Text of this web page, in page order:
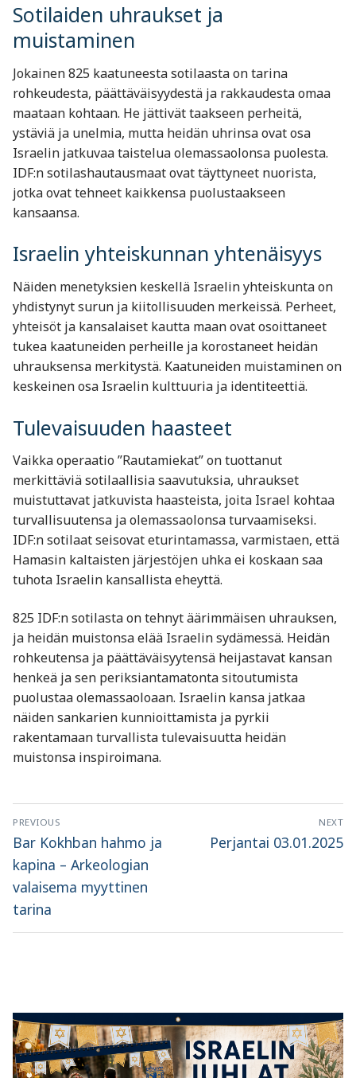
Sotilaiden uhraukset ja
muistaminen
Jokainen 825 kaatuneesta sotilaasta on tarina
rohkeudesta, päättäväisyydestä ja rakkaudesta omaa
maataan kohtaan. He jättivät taakseen perheitä,
ystäviä ja unelmia, mutta heidän uhrinsa ovat osa
Israelin jatkuvaa taistelua olemassaolonsa puolesta.
IDF:n sotilashautausmaat ovat täyttyneet nuorista,
jotka ovat tehneet kaikkensa puolustaakseen
kansaansa.
Israelin yhteiskunnan yhtenäisyys
Näiden menetyksien keskellä Israelin yhteiskunta on
yhdistynyt surun ja kiitollisuuden merkeissä. Perheet,
yhteisöt ja kansalaiset kautta maan ovat osoittaneet
tukea kaatuneiden perheille ja korostaneet heidän
uhrauksensa merkitystä. Kaatuneiden muistaminen on
keskeinen osa Israelin kulttuuria ja identiteettiä.
Tulevaisuuden haasteet
Vaikka operaatio ”Rautamiekat” on tuottanut
merkittäviä sotilaallisia saavutuksia, uhraukset
muistuttavat jatkuvista haasteista, joita Israel kohtaa
turvallisuutensa ja olemassaolonsa turvaamiseksi.
IDF:n sotilaat seisovat eturintamassa, varmistaen, että
Hamasin kaltaisten järjestöjen uhka ei koskaan saa
tuhota Israelin kansallista eheyttä.
825 IDF:n sotilasta on tehnyt äärimmäisen uhrauksen,
ja heidän muistonsa elää Israelin sydämessä. Heidän
rohkeutensa ja päättäväisyytensä heijastavat kansan
henkeä ja sen periksiantamatonta sitoutumista
puolustaa olemassaoloaan. Israelin kansa jatkaa
näiden sankarien kunnioittamista ja pyrkii
rakentamaan turvallista tulevaisuutta heidän
muistonsa inspiroimana.
Artikkelien
selaus
PREVIOUS
Previous
post:
Bar Kokhban hahmo ja
kapina – Arkeologian
valaisema myyttinen
tarina
NEXT
Next
Perjantai 03.01.2025